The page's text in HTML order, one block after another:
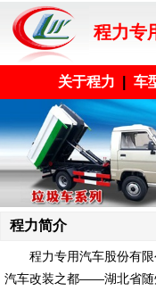
程力专
关于程力 车
程力简介
程力专用汽车股份有限
汽车改装之都——湖北省随